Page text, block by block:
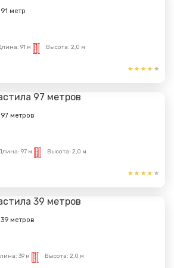
метр
91 м Высота: 2,0 м
метров
97 м Высота: 2,0 м
метров
39 м Высота: 2,0 м